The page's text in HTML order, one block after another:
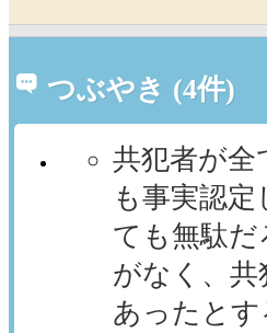
つぶやき (4件)
共犯者が全
も事実認
ても無駄だ
がなく、
あったとす